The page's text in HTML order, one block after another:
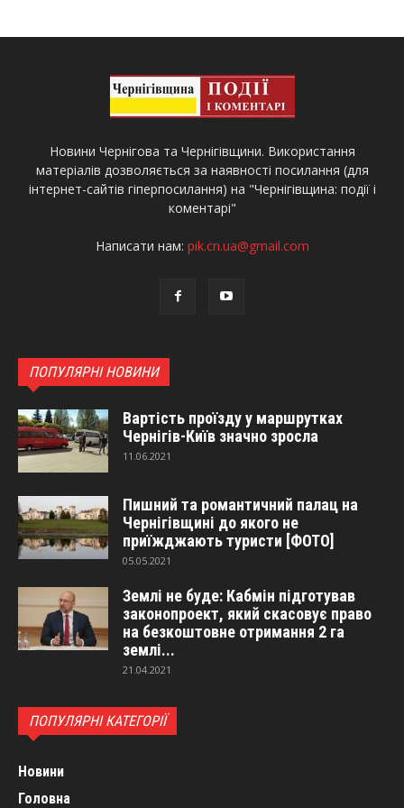
Новини Чернігова та Чернігівщини. Використання
матеріалів дозволяється за наявності посилання (для
інтернет-сайтів гіперпосилання) на "Чернігівщина: події і
коментарі"
Написати нам: pik.cn.ua@gmail.com
ПОПУЛЯРНІ НОВИНИ
Вартість проїзду у маршрутках
Чернігів-Київ значно зросла
11.06.2021
Пишний та романтичний палац на
Чернігівщині до якого не
приїжджають туристи [ФОТО]
05.05.2021
Землі не буде: Кабмін підготував
законопроект, який скасовує право
на безкоштовне отримання 2 га
землі...
21.04.2021
ПОПУЛЯРНІ КАТЕГОРІЇ
Новини
Головна